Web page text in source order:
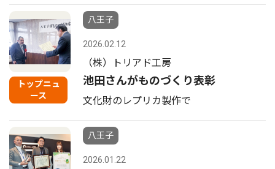
トップニュ
ース
八王子
2026.02.12
（株）トリアド工房
池田さんがものづくり表彰
文化財のレプリカ製作で
八王子
2026.01.22